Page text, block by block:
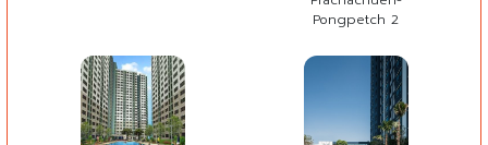
Pongpetch 2